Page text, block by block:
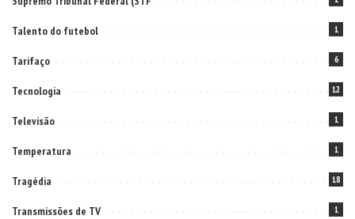
Talento do futebol 1
Tarifaço 6
Tecnologia 12
Televisão 1
Temperatura 1
Tragédia 18
Transmissões de TV 1